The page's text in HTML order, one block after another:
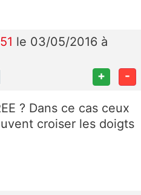
le 03/05/2016 à
+ -
? Dans ce cas ceux
croiser les doigts